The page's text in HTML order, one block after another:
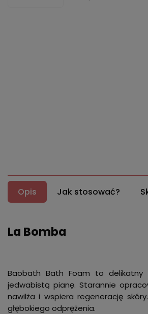
Opis Jak stosować?
La Bomba
Baobath Bath Foam to delikatny
jedwabistą pianę. Starannie
nawilża i wspiera regenerację
głębokiego odprężenia.